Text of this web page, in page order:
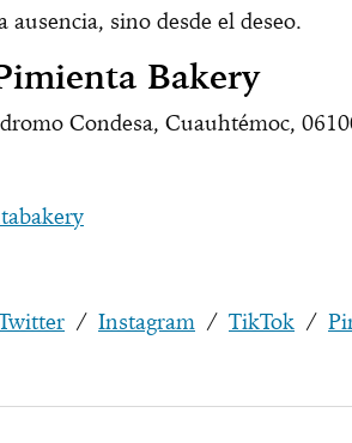
ausencia, sino desde el deseo.
Bakery
Condesa, Cuauhtémoc,
/ Instagram / TikTok /